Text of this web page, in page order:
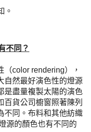
。
不同？
（color rendering），
自然最好演色性的燈源
是盡量複製太陽的演色
貨公司櫥窗照著陳列
不同。布料和其他紡織
源的顏色也有不同的